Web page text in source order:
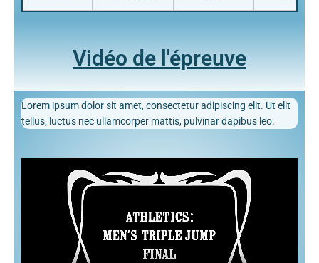
Vidéo de l'épreuve
Lorem ipsum dolor sit amet, consectetur adipiscing elit. Ut elit
tellus, luctus nec ullamcorper mattis, pulvinar dapibus leo.